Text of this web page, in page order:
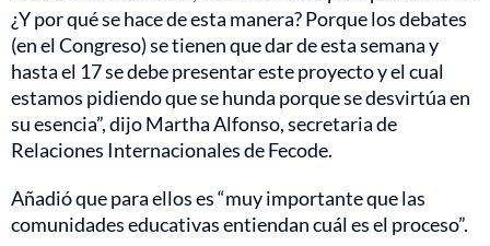
¿Y por qué se hace de esta manera? Porque los debates
(en el Congreso) se tienen que dar de esta semana y
hasta el 17 se debe presentar este proyecto y el cual
estamos pidiendo que se hunda porque se desvirtúa en
su esencia”, dijo Martha Alfonso, secretaria de
Relaciones Internacionales de Fecode.
Añadió que para ellos es “muy importante que las
comunidades educativas entiendan cuál es el proceso”.